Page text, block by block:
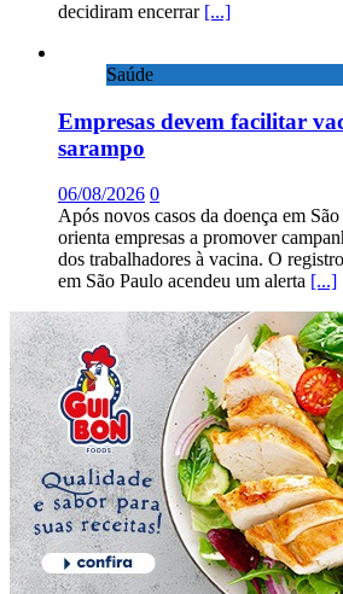
decidiram encerrar [...]
Saúde
Empresas devem facilitar
sarampo
06/08/2026 0
Após novos casos da doença em
orienta empresas a promover
dos trabalhadores à vacina. O
em São Paulo acendeu um alerta [...]